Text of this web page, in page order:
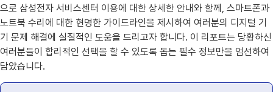
으로 삼성전자 서비스센터 이용에 대한 상세한 안내와 함께, 스마트폰과
노트북 수리에 대한 현명한 가이드라인을 제시하여 여러분의 디지털 기
기 문제 해결에 실질적인 도움을 드리고자 합니다. 이 리포트는 당황하신
여러분들이 합리적인 선택을 할 수 있도록 돕는 필수 정보만을 엄선하여
담았습니다.